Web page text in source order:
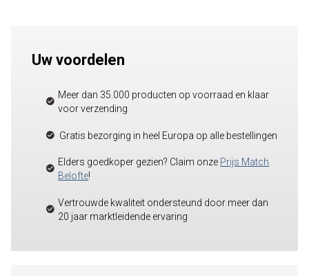
Uw voordelen
Meer dan 35.000 producten op voorraad en klaar
voor verzending
Gratis bezorging in heel Europa op alle bestellingen
Elders goedkoper gezien? Claim onze Prijs Match
Belofte!
Vertrouwde kwaliteit ondersteund door meer dan
20 jaar marktleidende ervaring